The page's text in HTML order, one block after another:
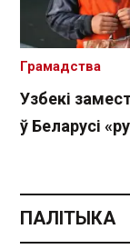
Узбекі
ў Беларусі
Грамадства
ПАЛІТЫКА